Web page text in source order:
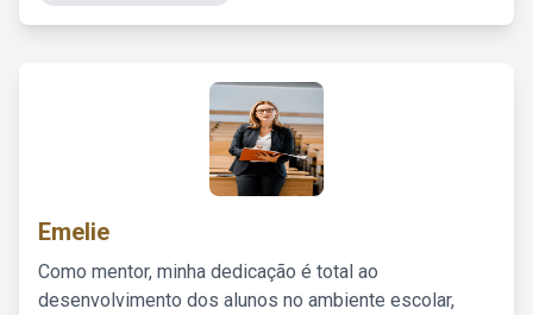
Emelie
Como mentor, minha dedicação é total ao
desenvolvimento dos alunos no ambiente escolar,